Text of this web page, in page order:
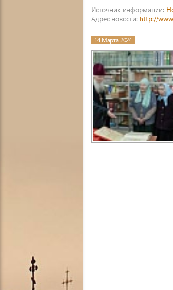
Источник информации:
Адрес новости: http://
14 Марта 2024